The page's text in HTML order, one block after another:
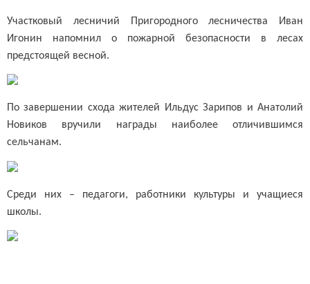
Участковый лесничий Пригородного лесничества Иван
Игонин напомнил о пожарной безопасности в лесах
предстоящей весной.
По завершении схода жителей Ильдус Зарипов и Анатолий
Новиков вручили награды наиболее отличившимся
сельчанам.
Среди них – педагоги, работники культуры и учащиеся
школы.